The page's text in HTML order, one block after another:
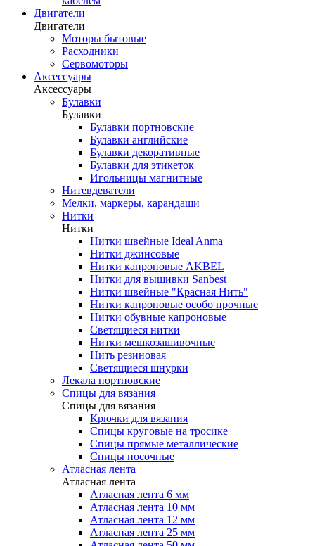
Двигатели
Двигатели
Моторы бытовые
Расходники
Сервомоторы
Аксессуары
Аксессуары
Булавки
Булавки
Булавки портновские
Булавки английские
Булавки декоративные
Булавки для этикеток
Игольницы магнитные
Нитевдеватели
Мелки, маркеры, карандаши
Нитки
Нитки
Нитки швейные Ideal Anma
Нитки джинсовые
Нитки капроновые AKBEL
Нитки для вышивки Sanbest
Нитки швейные "Красная Нить"
Нитки капроновые особо прочные
Нитки обувные капроновые
Светящиеся нитки
Нитки мешкозашивочные
Нить резиновая
Светящиеся шнурки
Лекала портновские
Спицы для вязания
Спицы для вязания
Крючки для вязания
Спицы круговые на тросике
Спицы прямые металлические
Спицы носочные
Атласная лента
Атласная лента
Атласная лента 6 мм
Атласная лента 10 мм
Атласная лента 12 мм
Атласная лента 25 мм